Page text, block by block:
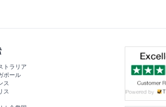
トラリア
ポール
ス
ス